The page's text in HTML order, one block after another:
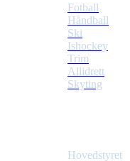
Fotball
Håndball
Ski
Ishockey
Trim
Allidrett
Skyting
Hovedstyret